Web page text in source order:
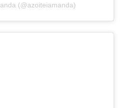
(@azoiteiamanda)